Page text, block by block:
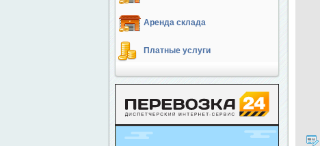
Аренда склада
Платные услуги